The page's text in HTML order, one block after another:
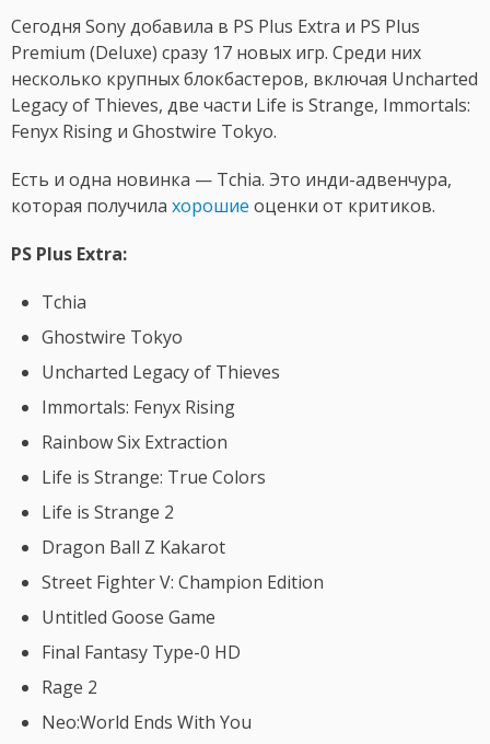
Сегодня Sony добавила в PS Plus Extra и PS Plus
Premium (Deluxe) сразу 17 новых игр. Среди них
несколько крупных блокбастеров, включая Uncharted
Legacy of Thieves, две части Life is Strange, Immortals:
Fenyx Rising и Ghostwire Tokyo.
Есть и одна новинка — Tchia. Это инди-адвенчура,
которая получила хорошие оценки от критиков.
PS Plus Extra:
Tchia
Ghostwire Tokyo
Uncharted Legacy of Thieves
Immortals: Fenyx Rising
Rainbow Six Extraction
Life is Strange: True Colors
Life is Strange 2
Dragon Ball Z Kakarot
Street Fighter V: Champion Edition
Untitled Goose Game
Final Fantasy Type-0 HD
Rage 2
Neo:World Ends With You